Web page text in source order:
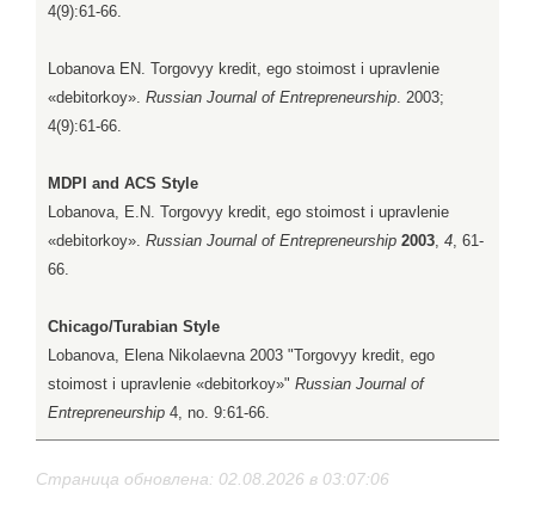
4(9):61-66.
Lobanova EN. Torgovyy kredit, ego stoimost i upravlenie
«debitorkoy». Russian Journal of Entrepreneurship. 2003;
4(9):61-66.
MDPI and ACS Style
Lobanova, E.N. Torgovyy kredit, ego stoimost i upravlenie
«debitorkoy». Russian Journal of Entrepreneurship 2003, 4, 61-
66.
Chicago/Turabian Style
Lobanova, Elena Nikolaevna 2003 "Torgovyy kredit, ego
stoimost i upravlenie «debitorkoy»" Russian Journal of
Entrepreneurship 4, no. 9:61-66.
Страница обновлена: 02.08.2026 в 03:07:06